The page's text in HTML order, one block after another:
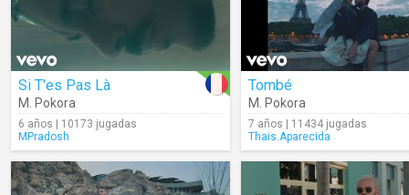
Si T'es Pas Là
M. Pokora
6 años | 10173 jugadas
MPradosh
Tombé
M. Pokora
7 años | 11434 jugadas
Thais.Aparecida